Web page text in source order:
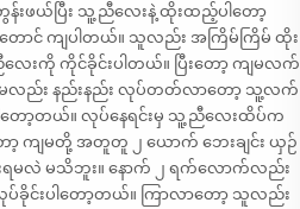
ဖယ်ပြီး သူ့ညီလေးနဲ့ ထိုးထည့်ပါတော့
ောင် ကျပါတယ်။ သူလည်း အကြိမ်ကြိမ် ထိုး
ေးကို ကိုင်ခိုင်းပါတယ်။ ပြီးတော့ ကျမလက်
မလည်း နည်းနည်း လုပ်တတ်လာတော့ သူ့လက်
ပါတော့တယ်။ လုပ်နေရင်းမှ သူ့ညီလေးထိပ်က
ာ့ ကျမတို့ အတူတူ ၂ ယောက် ဘေးချင်း ယှဉ်
းရမလဲ မသိဘူး။ နောက် ၂ ရက်လောက်လည်း
ခိုင်းပါတော့တယ်။ ကြာလာတော့ သူလည်း